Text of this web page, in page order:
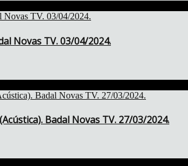
Novas TV. 03/04/2024.
Badal Novas TV. 27/03/2024.